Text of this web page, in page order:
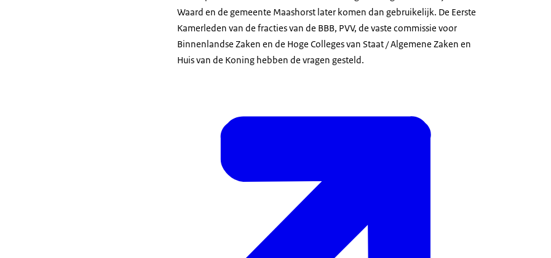
Waard en de gemeente Maashorst later komen dan gebruikelijk. De Eerste
Kamerleden van de fracties van de BBB, PVV, de vaste commissie voor
Binnenlandse Zaken en de Hoge Colleges van Staat / Algemene Zaken en
Huis van de Koning hebben de vragen gesteld.